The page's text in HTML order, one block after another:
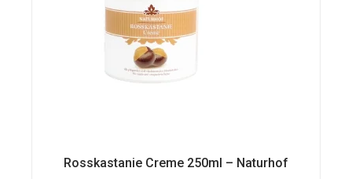
Rosskastanie Creme 250ml – Naturhof